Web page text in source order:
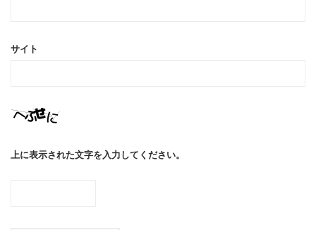
サイト
上に表示された文字を入力してください。